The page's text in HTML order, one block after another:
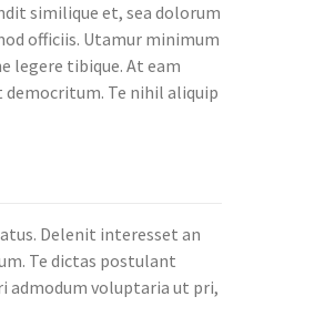
similique et, sea dolorum
officiis. Utamur minimum
legere tibique. At eam
democritum. Te nihil aliquip
Delenit interesset an
Te dictas postulant
admodum voluptaria ut pri,